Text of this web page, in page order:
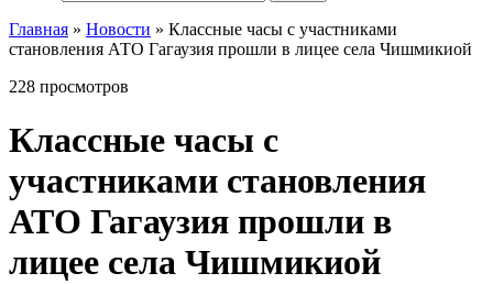
Главная » Новости » Классные часы с участниками
становления АТО Гагаузия прошли в лицее села Чишмикиой
228 просмотров
Классные часы с
участниками становления
АТО Гагаузия прошли в
лицее села Чишмикиой